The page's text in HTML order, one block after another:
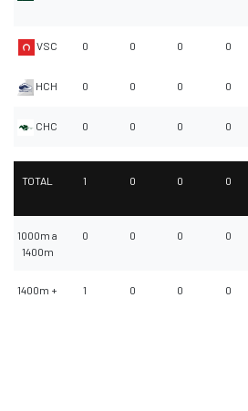
VSC 0 0 0 0
HCH 0 0 0 0
CHC 0 0 0 0
TOTAL 1 0 0 0
1000m a
1400m
0 0 0 0
1400m + 1 0 0 0